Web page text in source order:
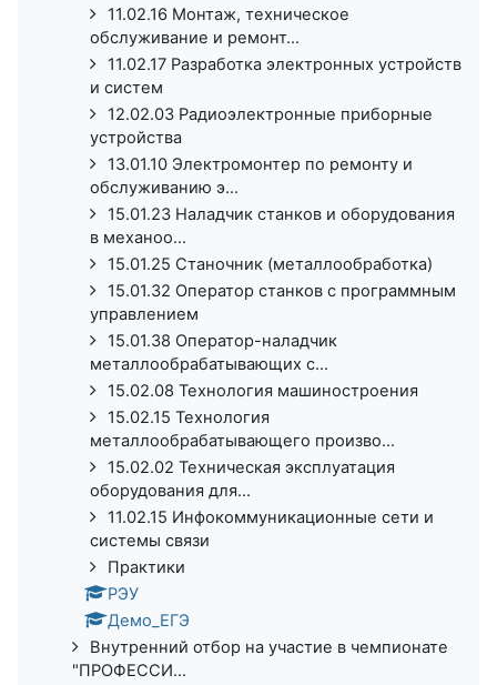
11.02.16 Монтаж, техническое
обслуживание и ремонт...
11.02.17 Разработка электронных устройств
и систем
12.02.03 Радиоэлектронные приборные
устройства
13.01.10 Электромонтер по ремонту и
обслуживанию э...
15.01.23 Наладчик станков и оборудования
в механоо...
15.01.25 Станочник (металлообработка)
15.01.32 Оператор станков с программным
управлением
15.01.38 Оператор-наладчик
металлообрабатывающих с...
15.02.08 Технология машиностроения
15.02.15 Технология
металлообрабатывающего произво...
15.02.02 Техническая эксплуатация
оборудования для...
11.02.15 Инфокоммуникационные сети и
системы связи
Практики
РЭУ
Демо_ЕГЭ
Внутренний отбор на участие в чемпионате
"ПРОФЕССИ...